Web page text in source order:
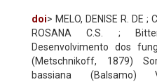
doi> MELO, DENISE R. DE ;
ROSANA C.S. ;
Desenvolvimento dos
(Metschnikoff, 1879)
bassiana (Balsamo)